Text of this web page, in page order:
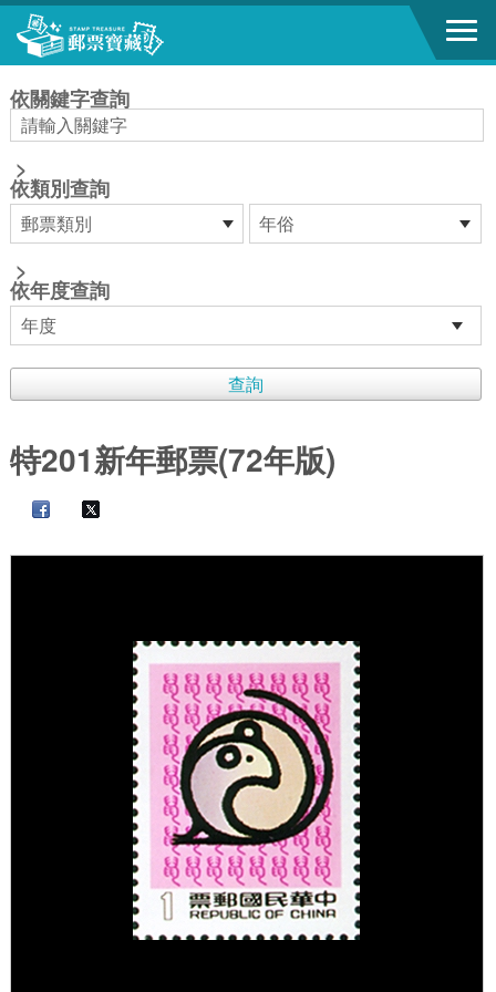
跳到主要內容區塊
依關鍵字查詢
>
依類別查詢
>
依年度查詢
特201新年郵票(72年版)